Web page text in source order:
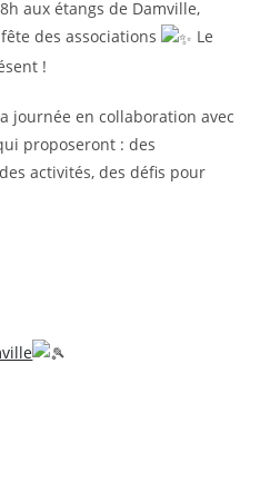
aux étangs de Damville,
des associations
Le
!
journée en collaboration avec
proposeront : des
activités, des défis pour